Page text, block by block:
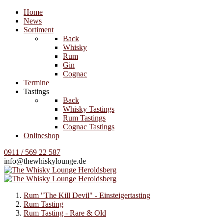
Home
News
Sortiment
Back
Whisky
Rum
Gin
Cognac
Termine
Tastings
Back
Whisky Tastings
Rum Tastings
Cognac Tastings
Onlineshop
0911 / 569 22 587
info@thewhiskylounge.de
Rum "The Kill Devil" - Einsteigertasting
Rum Tasting
Rum Tasting - Rare & Old